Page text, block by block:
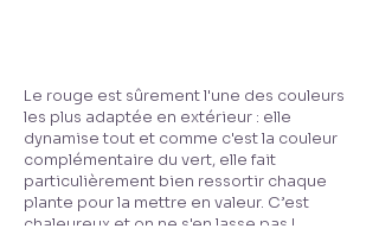
Le rouge est sûrement l'une des couleurs
les plus adaptée en extérieur : elle
dynamise tout et comme c'est la couleur
complémentaire du vert, elle fait
particulièrement bien ressortir chaque
plante pour la mettre en valeur. C’est
chaleureux et on ne s'en lasse pas !